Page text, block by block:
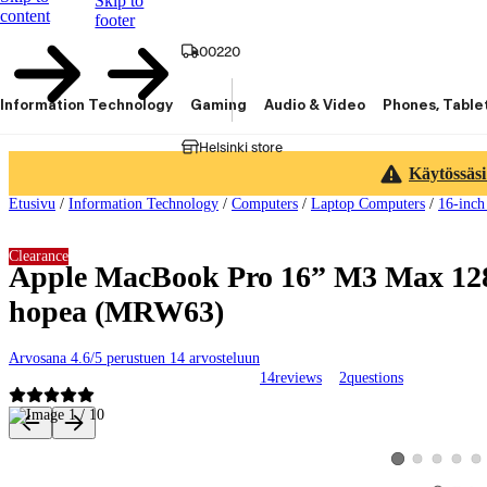
content
footer
00220
Helsinki store
Information Technology Gaming Audio & Video Phones,
Etusivu / Information Technology / Computers / Laptop Computers / 16-
Apple MacBook Pro 16” M3 Max
hopea (MRW63)
Arvosana 4.6/5 perustuen 14 arvosteluun
14reviews 2questions
Clearance
Product images and videos
View product
View product image
View product
View